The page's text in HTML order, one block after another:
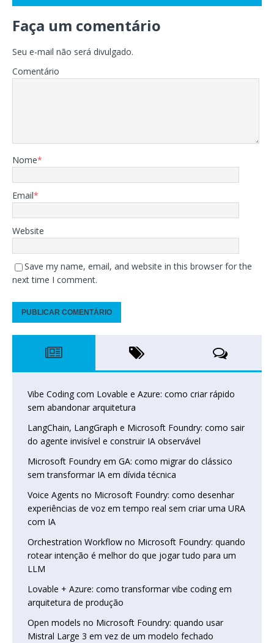
Faça um comentário
Seu e-mail não será divulgado.
Comentário
Nome*
Email*
Website
Save my name, email, and website in this browser for the
next time I comment.
Vibe Coding com Lovable e Azure: como criar rápido
sem abandonar arquitetura
LangChain, LangGraph e Microsoft Foundry: como sair
do agente invisível e construir IA observável
Microsoft Foundry em GA: como migrar do clássico
sem transformar IA em dívida técnica
Voice Agents no Microsoft Foundry: como desenhar
experiências de voz em tempo real sem criar uma URA
com IA
Orchestration Workflow no Microsoft Foundry: quando
rotear intenção é melhor do que jogar tudo para um
LLM
Lovable + Azure: como transformar vibe coding em
arquitetura de produção
Open models no Microsoft Foundry: quando usar
Mistral Large 3 em vez de um modelo fechado